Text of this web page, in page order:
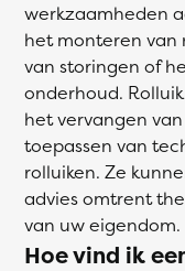
werkzaamheden
het monteren van
van storingen of
onderhoud.
het vervangen
toepassen van
rolluiken. Ze
advies omtrent
van uw eigendom.
Hoe vind ik